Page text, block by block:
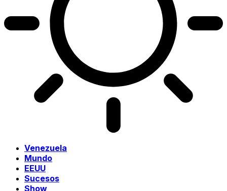
Venezuela
Mundo
EEUU
Sucesos
Show